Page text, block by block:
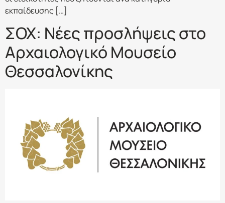
εκπαίδευσης […]
ΣΟΧ: Νέες προσλήψεις στο
Αρχαιολογικό Μουσείο
Θεσσαλονίκης